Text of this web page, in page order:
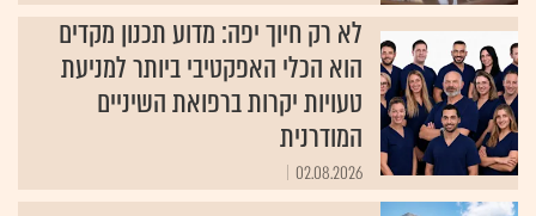
לא רק חיוך יפה: מדוע תכנון מקדים
הוא הכלי האפקטיבי ביותר למניעת
טעויות יקרות ברפואת השיניים
המודרנית
02.08.2026